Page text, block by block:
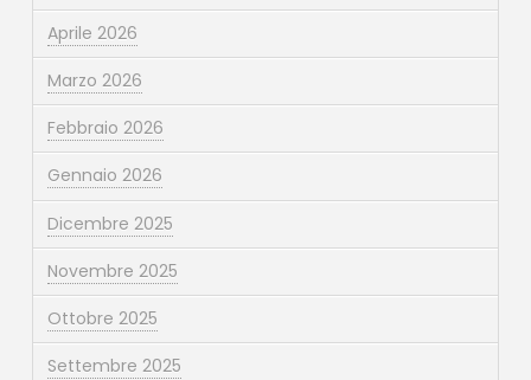
Aprile 2026
Marzo 2026
Febbraio 2026
Gennaio 2026
Dicembre 2025
Novembre 2025
Ottobre 2025
Settembre 2025